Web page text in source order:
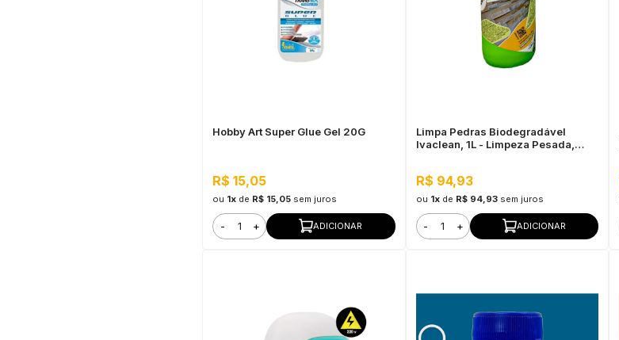
Hobby Art Super Glue Gel 20G
R$ 15,05
ou 1x de R$ 15,05 sem juros
- + ADICIONAR
Limpa Pedras Biodegradável
Ivaclean, 1L - Limpeza Pesada,
R$ 94,93
ou 1xde R$ 94,93 sem juros
- + ADICIONAR